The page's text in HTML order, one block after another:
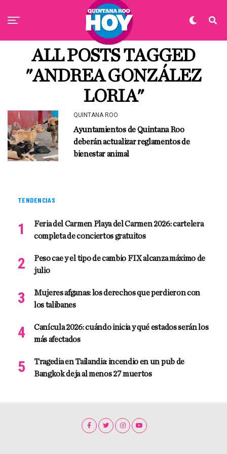
ALL POSTS TAGGED
"ANDREA GONZÁLEZ
LORIA"
QUINTANA ROO
Ayuntamientos de Quintana Roo
deberán actualizar reglamentos de
bienestar animal
TENDENCIAS
Feria del Carmen Playa del Carmen 2026: cartelera
completa de conciertos gratuitos
Peso cae y el tipo de cambio FIX alcanza máximo de
julio
Mujeres afganas: los derechos que perdieron con
los talibanes
Canícula 2026: cuándo inicia y qué estados serán los
más afectados
Tragedia en Tailandia: incendio en un pub de
Bangkok deja al menos 27 muertos